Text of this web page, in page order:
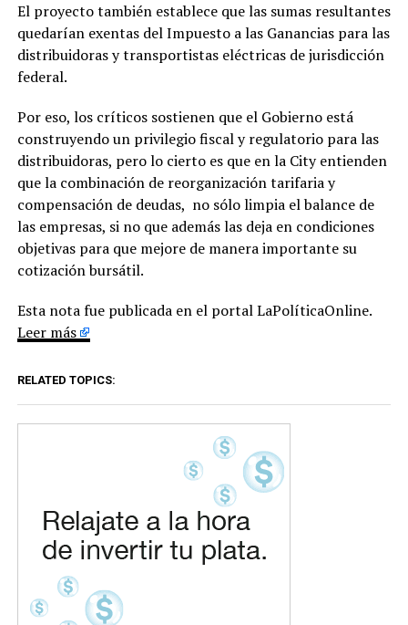
El proyecto también establece que las sumas resultantes
quedarían exentas del Impuesto a las Ganancias para las
distribuidoras y transportistas eléctricas de jurisdicción
federal.
Por eso, los críticos sostienen que el Gobierno está
construyendo un privilegio fiscal y regulatorio para las
distribuidoras, pero lo cierto es que en la City entienden
que la combinación de reorganización tarifaria y
compensación de deudas, no sólo limpia el balance de
las empresas, si no que además las deja en condiciones
objetivas para que mejore de manera importante su
cotización bursátil.
Esta nota fue publicada en el portal LaPolíticaOnline.
Leer más
RELATED TOPICS: